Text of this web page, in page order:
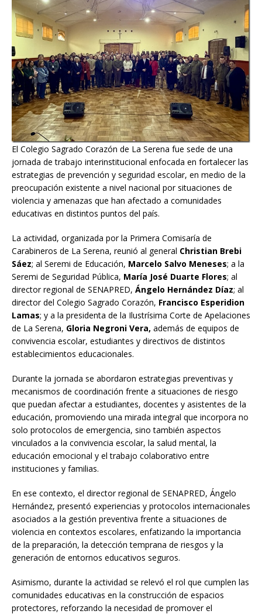
El Colegio Sagrado Corazón de La Serena fue sede de una
jornada de trabajo interinstitucional enfocada en fortalecer las
estrategias de prevención y seguridad escolar, en medio de la
preocupación existente a nivel nacional por situaciones de
violencia y amenazas que han afectado a comunidades
educativas en distintos puntos del país.
La actividad, organizada por la Primera Comisaría de
Carabineros de La Serena, reunió al general Christian Brebi
Sáez; al Seremi de Educación, Marcelo Salvo Meneses; a la
Seremi de Seguridad Pública, María José Duarte Flores; al
director regional de SENAPRED, Ángelo Hernández Díaz; al
director del Colegio Sagrado Corazón, Francisco Esperidion
Lamas; y a la presidenta de la Ilustrísima Corte de Apelaciones
de La Serena, Gloria Negroni Vera, además de equipos de
convivencia escolar, estudiantes y directivos de distintos
establecimientos educacionales.
Durante la jornada se abordaron estrategias preventivas y
mecanismos de coordinación frente a situaciones de riesgo
que puedan afectar a estudiantes, docentes y asistentes de la
educación, promoviendo una mirada integral que incorpora no
solo protocolos de emergencia, sino también aspectos
vinculados a la convivencia escolar, la salud mental, la
educación emocional y el trabajo colaborativo entre
instituciones y familias.
En ese contexto, el director regional de SENAPRED, Ángelo
Hernández, presentó experiencias y protocolos internacionales
asociados a la gestión preventiva frente a situaciones de
violencia en contextos escolares, enfatizando la importancia
de la preparación, la detección temprana de riesgos y la
generación de entornos educativos seguros.
Asimismo, durante la actividad se relevó el rol que cumplen las
comunidades educativas en la construcción de espacios
protectores, reforzando la necesidad de promover el